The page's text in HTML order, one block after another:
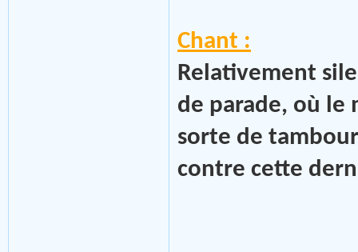
Chant :
Relativement
de parade, où
sorte de
contre cette